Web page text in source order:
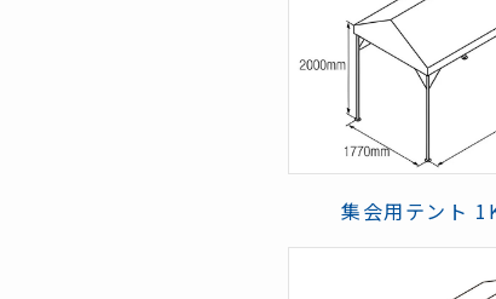
集会用テント